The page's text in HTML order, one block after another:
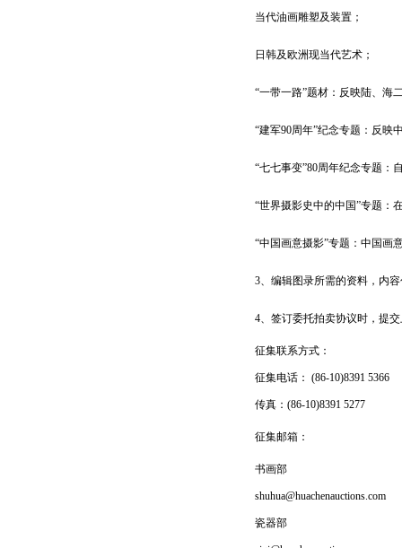
当代油画雕塑及装置；
日韩及欧洲现当代艺术；
“一带一路”题材：反映陆、海
“建军90周年”纪念专题：反映
“七七事变”80周年纪念专题：
“世界摄影史中的中国”专题：
“中国画意摄影”专题：中国画
3、编辑图录所需的资料，内
4、签订委托拍卖协议时，提
征集联系方式：
征集电话： (86-10)8391 5366
传真：(86-10)8391 5277
征集邮箱：
书画部
shuhua@huachenauctions.com
瓷器部